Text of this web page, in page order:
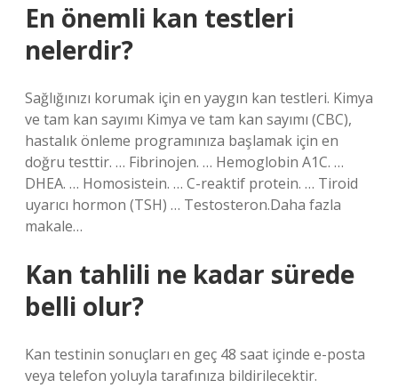
En önemli kan testleri
nelerdir?
Sağlığınızı korumak için en yaygın kan testleri. Kimya
ve tam kan sayımı Kimya ve tam kan sayımı (CBC),
hastalık önleme programınıza başlamak için en
doğru testtir. … Fibrinojen. … Hemoglobin A1C. …
DHEA. … Homosistein. … C-reaktif protein. … Tiroid
uyarıcı hormon (TSH) … Testosteron.Daha fazla
makale…
Kan tahlili ne kadar sürede
belli olur?
Kan testinin sonuçları en geç 48 saat içinde e-posta
veya telefon yoluyla tarafınıza bildirilecektir.